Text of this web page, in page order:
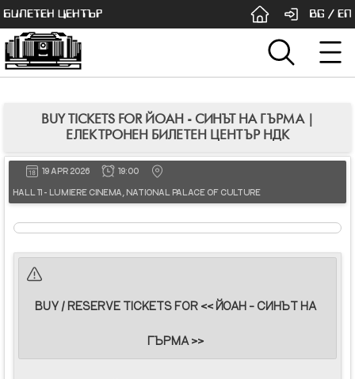
БИЛЕТЕН ЦЕНТЪР BG / EN
BUY TICKETS FOR ЙОАН - СИНЪТ НА ГЪРМА |
ЕЛЕКТРОНЕН БИЛЕТЕН ЦЕНТЪР НДК
19 APR 2026 19:00
HALL 11 - LUMIERE CINEMA, NATIONAL PALACE OF CULTURE
BUY / RESERVE TICKETS FOR << ЙОАН - СИНЪТ НА
ГЪРМА >>